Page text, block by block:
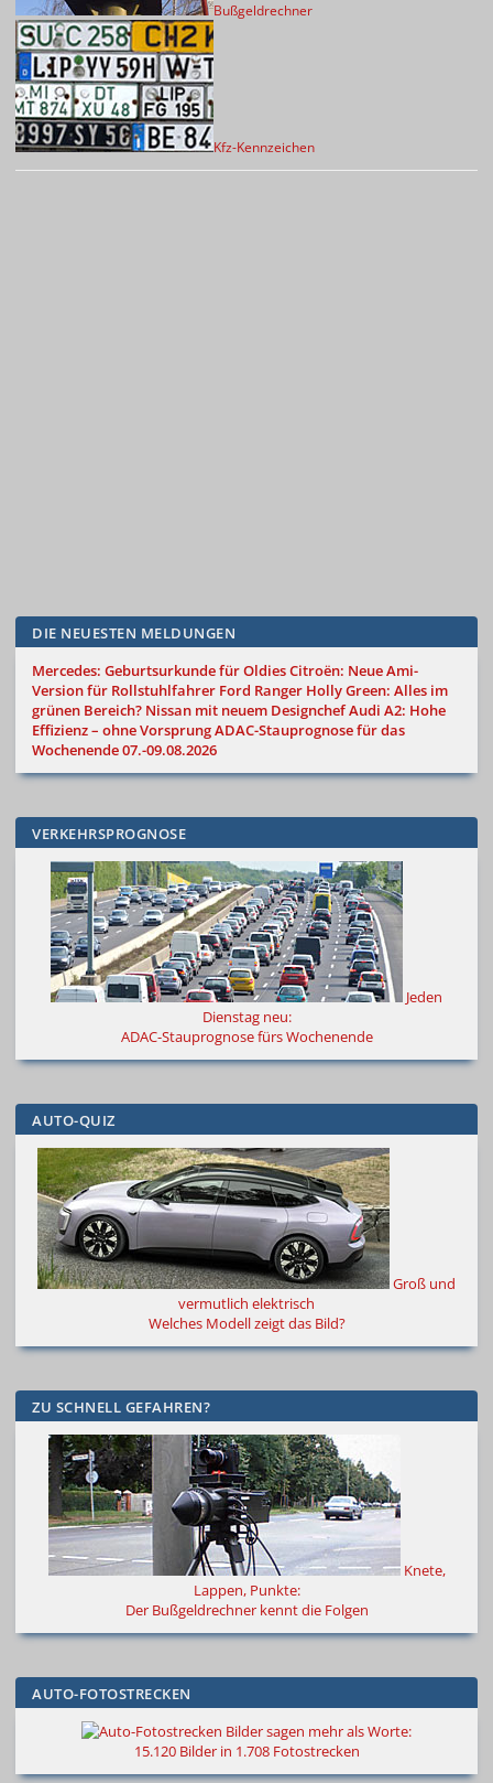
Bußgeldrechner
Kfz-Kennzeichen
DIE NEUESTEN MELDUNGEN
Mercedes: Geburtsurkunde für OldiesCitroën: Neue Ami-
Version für Rollstuhlfahrer Ford Ranger Holly Green: Alles im
grünen Bereich? Nissan mit neuem DesignchefAudi A2: Hohe
Effizienz – ohne VorsprungADAC-Stauprognose für das
Wochenende 07.-09.08.2026
VERKEHRSPROGNOSE
Jeden
Dienstag neu:
ADAC-Stauprognose fürs Wochenende
AUTO-QUIZ
Groß und
vermutlich elektrisch
Welches Modell zeigt das Bild?
ZU SCHNELL GEFAHREN?
Knete,
Lappen, Punkte:
Der Bußgeldrechner kennt die Folgen
AUTO-FOTOSTRECKEN
Bilder sagen mehr als Worte:
15.120 Bilder in 1.708 Fotostrecken